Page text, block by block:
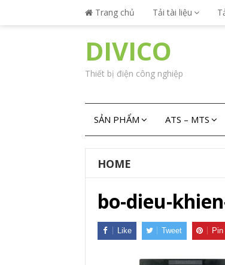
Trang chủ Tải tài liệu
DIVICO
Thiết bị điện công nghiệp
SẢN PHẨM ATS – MTS
HOME
bo-dieu-
Like Tweet